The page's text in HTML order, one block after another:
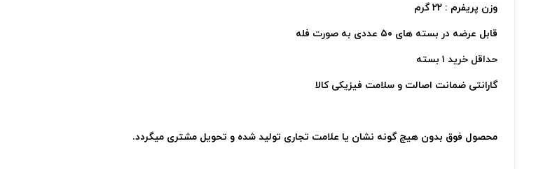
وزن پریفرم : ۲۲ گرم
قابل عرضه در بسته های ۵۰ عددی به صورت فله
حداقل خرید ۱ بسته
گارانتی ضمانت اصالت و سلامت فیزیکی کالا
محصول فوق بدون هیچ گونه نشان یا علامت تجاری تولید شده و تحویل مشتری میگردد.